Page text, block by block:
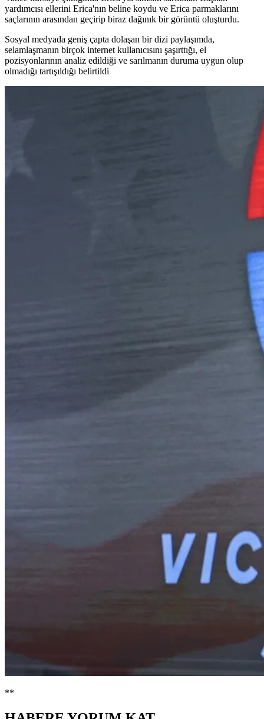
yardımcısı ellerini Erica'nın beline koydu ve Erica parmaklarını
saçlarının arasından geçirip biraz dağınık bir görüntü oluşturdu.
Sosyal medyada geniş çapta dolaşan bir dizi paylaşımda,
selamlaşmanın birçok internet kullanıcısını şaşırttığı, el
pozisyonlarının analiz edildiği ve sarılmanın duruma uygun olup
olmadığı tartışıldığı belirtildi
**